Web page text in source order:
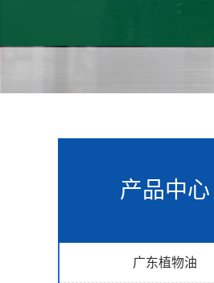
产品中心
广东植物油